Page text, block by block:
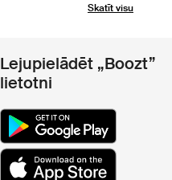
Skatīt visu
Lejupielādēt „Boozt”
lietotni